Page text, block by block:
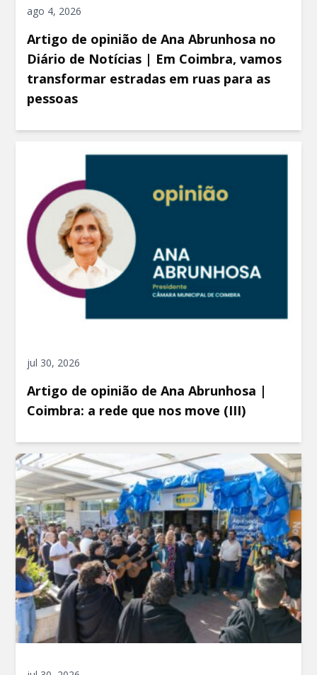
ago 4, 2026
Artigo de opinião de Ana Abrunhosa no
Diário de Notícias | Em Coimbra, vamos
transformar estradas em ruas para as
pessoas
jul 30, 2026
Artigo de opinião de Ana Abrunhosa |
Coimbra: a rede que nos move (III)